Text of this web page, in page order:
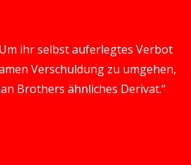
ihr selbst auferlegtes Verbot
Verschuldung zu umgehen,
Brothers ähnliches Derivat.“